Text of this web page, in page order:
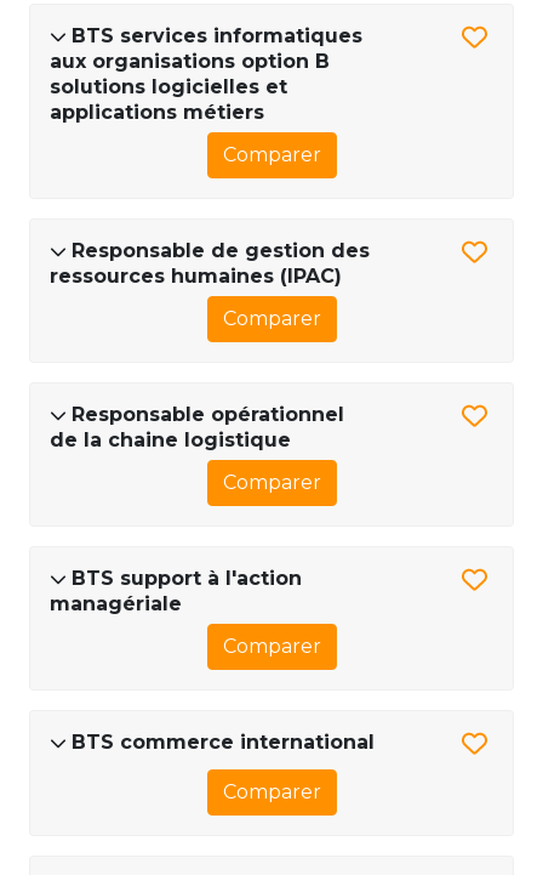
BTS services informatiques
aux organisations option B
solutions logicielles et
applications métiers
Comparer
Responsable de gestion des
ressources humaines (IPAC)
Comparer
Responsable opérationnel
de la chaine logistique
Comparer
BTS support à l'action
managériale
Comparer
BTS commerce international
Comparer